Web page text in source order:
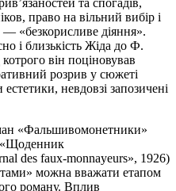
право на вільний вибір і
«безкорисливе діяння».
і близькість Жіда до Ф.
він поціновував
розрив у сюжеті
невдовзі запозичені
«Фальшивомонетники»
«Щоденник
des faux-monnayeurs», 1926)
можна вважати етапом
роману. Вплив